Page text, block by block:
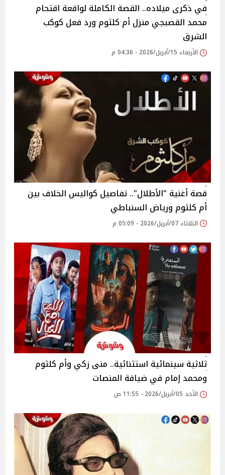
في ذكرى ميلاده.. القصة الكاملة لواقعة اقتحام
محمد القصبجي منزل أم كلثوم ورد فعل كوكب
الشرق
الأربعاء 15/أبريل/2026 - 04:36 م
قصة أغنية "الأطلال".. تفاصيل كواليس الخلاف بين
أم كلثوم ورياض السنباطي
الثلاثاء 07/أبريل/2026 - 05:09 م
ثلاثية سينمائية استثنائية.. منى زكي وأم كلثوم
ومحمد إمام في ضيافة المنصات
الأحد 05/أبريل/2026 - 11:55 ص